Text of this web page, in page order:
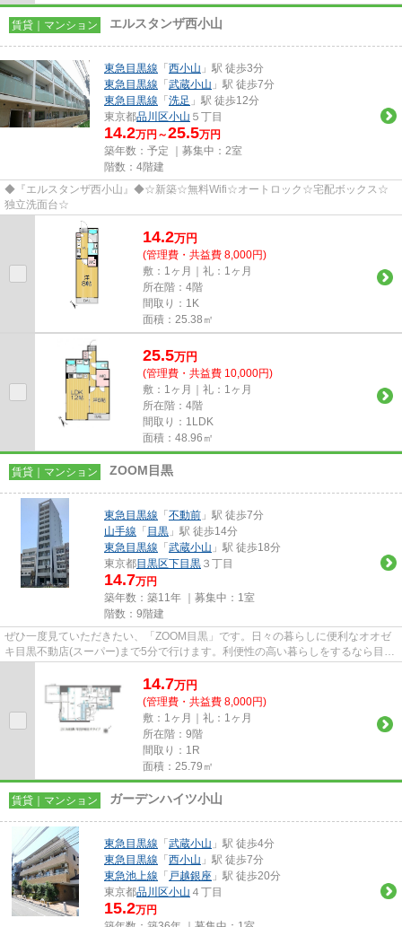
賃貸｜マンション エルスタンザ西小山
東急目黒線 「 西小山 」駅 徒歩3分
東急目黒線 「 武蔵小山 」駅 徒歩7分
東急目黒線 「 洗足 」駅 徒歩12分
東京都品川区小山 ５丁目
14.2万円～25.5万円
築年数：予定 ｜募集中： 2室
階数：4階建
◆『エルスタンザ西小山』◆☆新築☆無料Wifi☆オートロック☆宅配ボックス☆
独立洗面台☆
14.2万円
(管理費・共益費 8,000円)
敷：1ヶ月｜礼：1ヶ月
所在階：4階
間取り：1K
面積：25.38㎡
25.5万円
(管理費・共益費 10,000円)
敷：1ヶ月｜礼：1ヶ月
所在階：4階
間取り：1LDK
面積：48.96㎡
賃貸｜マンション ZOOM目黒
東急目黒線 「 不動前 」駅 徒歩7分
山手線 「 目黒 」駅 徒歩14分
東急目黒線 「 武蔵小山 」駅 徒歩18分
東京都目黒区下目黒 ３丁目
14.7万円
築年数：築11年 ｜募集中： 1室
階数：9階建
ぜひ一度見ていただきたい、「ZOOM目黒」です。日々の暮らしに便利なオオゼ
キ目黒不動店(スーパー)まで5分で行けます。利便性の高い暮らしをするなら目黒
14.7万円
(管理費・共益費 8,000円)
敷：1ヶ月｜礼：1ヶ月
所在階：9階
間取り：1R
面積：25.79㎡
賃貸｜マンション ガーデンハイツ小山
東急目黒線 「 武蔵小山 」駅 徒歩4分
東急目黒線 「 西小山 」駅 徒歩7分
東急池上線 「 戸越銀座 」駅 徒歩20分
東京都品川区小山 ４丁目
15.2万円